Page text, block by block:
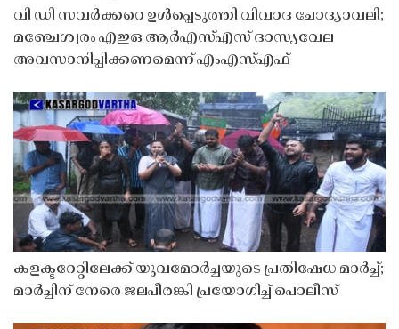
വി ഡി സവർക്കറെ ഉൾപ്പെടുത്തി വിവാദ ചോദ്യാവലി;
മഞ്ചേശ്വരം എഇഒ ആർഎസ്എസ് ദാസ്യവേല
അവസാനിപ്പിക്കണമെന്ന് എംഎസ്എഫ്
കളക്ടറേറ്റിലേക്ക് യുവമോർച്ചയുടെ പ്രതിഷേധ മാർച്ച്;
മാർച്ചിന് നേരെ ജലപീരങ്കി പ്രയോഗിച്ച് പൊലീസ്